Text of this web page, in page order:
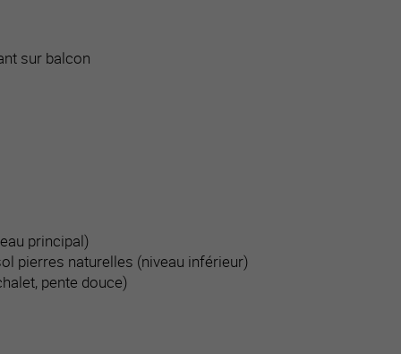
sur balcon
principal)
pierres naturelles (niveau inférieur)
pente douce)